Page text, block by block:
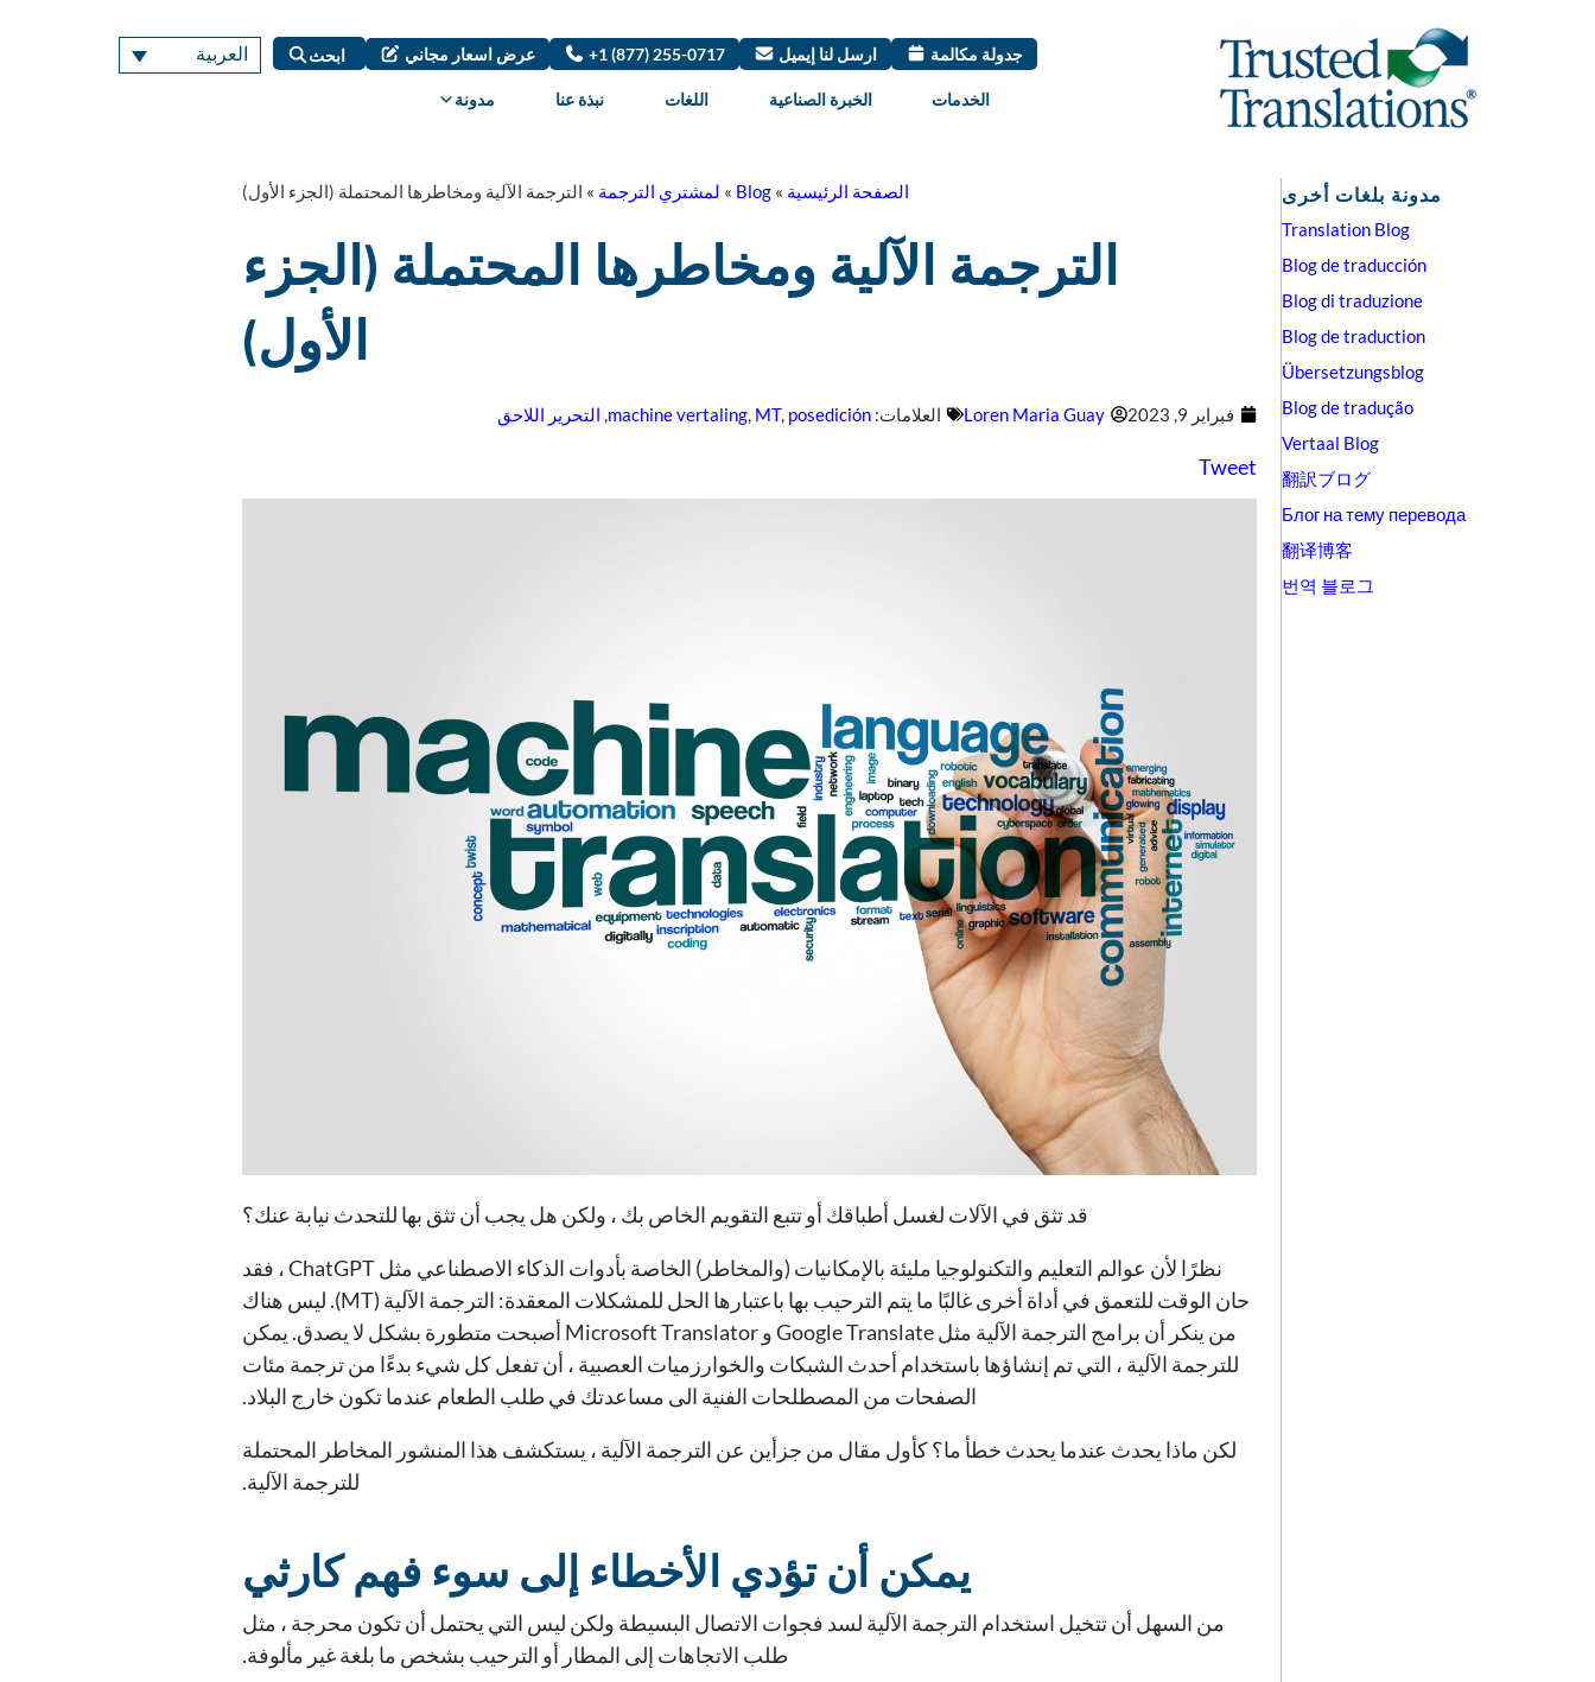
جدولة مكالمة ارسل لنا إيميل +1 (877) 255-0717 عرض اسعار مجاني ابحث العربية
الخدمات الخبرة الصناعية اللغات نبذة عنا مدونة
مدونة بلغات أخرى
Translation Blog
Blog de traducción
Blog di traduzione
Blog de traduction
Übersetzungsblog
Blog de tradução
Vertaal Blog
翻訳ブログ
Блог на тему перевода
翻译博客
번역 블로그
الصفحة الرئيسية »
Blog
» لمشتري الترجمة » الترجمة الآلية ومخاطرها المحتملة (الجزء الأول)
الترجمة الآلية ومخاطرها المحتملة (الجزء
الأول)
فبراير 9, 2023 Loren Maria Guay العلامات: machine vertaling, MT, posedición
, التحرير اللاحق
Tweet
قد تثق في الآلات لغسل أطباقك أو تتبع التقويم الخاص بك ، ولكن هل يجب أن تثق بها للتحدث نيابة عنك؟
نظرًا لأن عوالم التعليم والتكنولوجيا مليئة بالإمكانيات (والمخاطر) الخاصة بأدوات الذكاء الاصطناعي مثل ChatGPT ، فقد
حان الوقت للتعمق في أداة أخرى غالبًا ما يتم الترحيب بها باعتبارها الحل للمشكلات المعقدة: الترجمة الآلية (MT). ليس هناك
من ينكر أن برامج الترجمة الآلية مثل Google Translate و Microsoft Translator أصبحت متطورة بشكل لا يصدق. يمكن
للترجمة الآلية ، التي تم إنشاؤها باستخدام أحدث الشبكات والخوارزميات العصبية ، أن تفعل كل شيء بدءًا من ترجمة مئات
الصفحات من المصطلحات الفنية الى مساعدتك في طلب الطعام عندما تكون خارج البلاد.
لكن ماذا يحدث عندما يحدث خطأ ما؟ كأول مقال من جزأين عن الترجمة الآلية ، يستكشف هذا المنشور المخاطر المحتملة
للترجمة الآلية.
يمكن أن تؤدي الأخطاء إلى سوء فهم كارثي
من السهل أن تتخيل استخدام الترجمة الآلية لسد فجوات الاتصال البسيطة ولكن ليس التي يحتمل أن تكون محرجة ، مثل
طلب الاتجاهات إلى المطار أو الترحيب بشخص ما بلغة غير مألوفة.